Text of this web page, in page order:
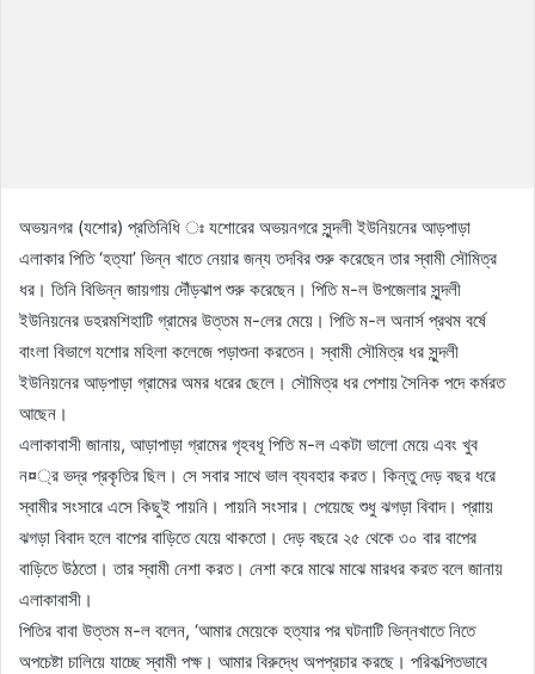
অভয়নগর (যশোর) প্রতিনিধি ঃ যশোরের অভয়নগরে সুন্দলী ইউনিয়নের আড়পাড়া
এলাকার পিতি ‘হত্যা’ ভিন্ন খাতে নেয়ার জন্য তদবির শুরু করেছেন তার স্বামী সৌমিত্র
ধর। তিনি বিভিন্ন জায়গায় দৌঁড়ঝাপ শুরু করেছেন। পিতি ম-ল উপজেলার সুন্দলী
ইউনিয়নের ডহরমশিহাটি গ্রামের উত্তম ম-লের মেয়ে। পিতি ম-ল অনার্স প্রথম বর্ষে
বাংলা বিভাগে যশোর মহিলা কলেজে পড়াশুনা করতেন। স্বামী সৌমিত্র ধর সুন্দলী
ইউনিয়নের আড়পাড়া গ্রামের অমর ধরের ছেলে। সৌমিত্র ধর পেশায় সৈনিক পদে কর্মরত
আছেন।
এলাকাবাসী জানায়, আড়াপাড়া গ্রামের গৃহবধূ পিতি ম-ল একটা ভালো মেয়ে এবং খুব
ন¤্র ভদ্র প্রকৃতির ছিল। সে সবার সাথে ভাল ব্যবহার করত। কিন্তু দেড় বছর ধরে
স্বামীর সংসারে এসে কিছুই পায়নি। পায়নি সংসার। পেয়েছে শুধু ঝগড়া বিবাদ। প্রাায়
ঝগড়া বিবাদ হলে বাপের বাড়িতে যেয়ে থাকতো। দেড় বছরে ২৫ থেকে ৩০ বার বাপের
বাড়িতে উঠতো। তার স্বামী নেশা করত। নেশা করে মাঝে মাঝে মারধর করত বলে জানায়
এলাকাবাসী।
পিতির বাবা উত্তম ম-ল বলেন, ‘আমার মেয়েকে হত্যার পর ঘটনাটি ভিন্নখাতে নিতে
অপচেষ্টা চালিয়ে যাচ্ছে স্বামী পক্ষ। আমার বিরুদ্ধে অপপ্রচার করছে। পরিকল্পিতভাবে